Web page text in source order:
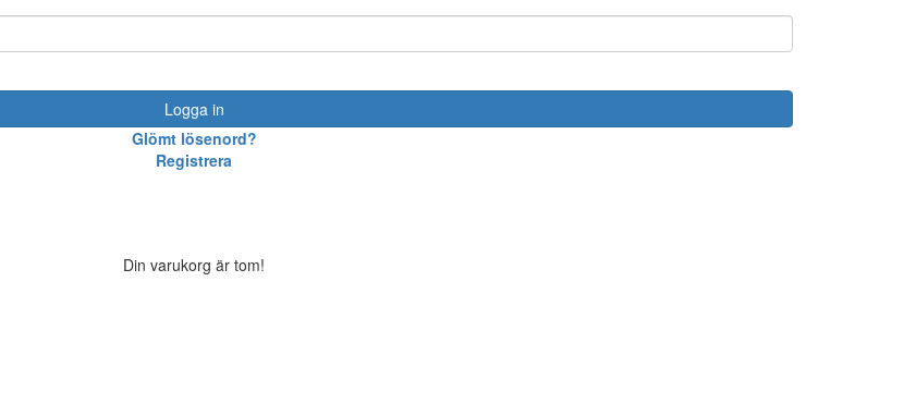
Logga in
Glömt lösenord?
Registrera
Din varukorg är tom!